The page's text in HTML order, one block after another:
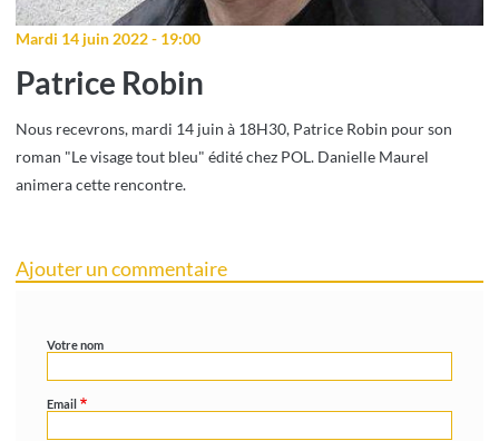
Mardi 14 juin 2022 - 19:00
Patrice Robin
Nous recevrons, mardi 14 juin à 18H30, Patrice Robin pour son
roman "Le visage tout bleu" édité chez POL. Danielle Maurel
animera cette rencontre.
Ajouter un commentaire
Votre nom
Email